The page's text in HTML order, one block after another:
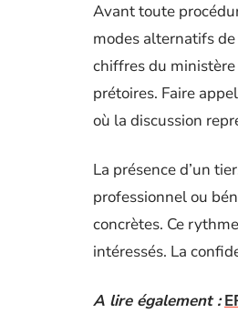
Avant toute
modes alternatifs
chiffres du ministère
prétoires. Faire
où la discussion
La présence d’un
professionnel ou
concrètes. Ce
intéressés. La
A lire également :